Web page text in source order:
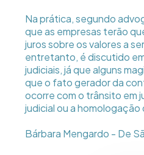
Na prática, segundo
que as empresas terão
juros sobre os valores a
entretanto, é discutido
judiciais, já que alguns
que o fato gerador da
ocorre com o trânsito em
judicial ou a homologação
Bárbara Mengardo - De